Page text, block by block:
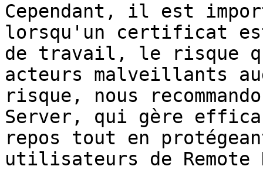
Cependant, il est
lorsqu'un certificat
de travail, le risque
acteurs malveillants
risque, nous
Server, qui gère
repos tout en
utilisateurs de Remote